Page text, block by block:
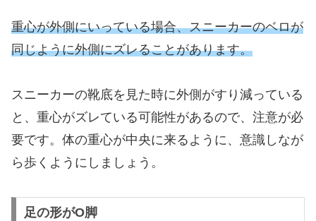
重心が外側にいっている場合、スニーカーのベロが
同じように外側にズレることがあります。
スニーカーの靴底を見た時に外側がすり減っている
と、重心がズレている可能性があるので、注意が必
要です。体の重心が中央に来るように、意識しなが
ら歩くようにしましょう。
足の形がO脚